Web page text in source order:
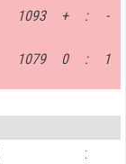
1093 + : -
1079 0 : 1
: